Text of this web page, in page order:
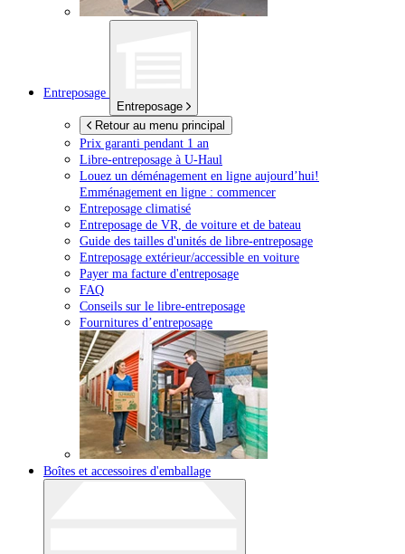
Entreposage
Entreposage
Retour au menu principal
Prix garanti pendant 1 an
Libre-entreposage à U-Haul
Louez un déménagement en ligne aujourd’hui!
Emménagement en ligne : commencer
Entreposage climatisé
Entreposage de VR, de voiture et de bateau
Guide des tailles d'unités de libre-entreposage
Entreposage extérieur/accessible en voiture
Payer ma facture d'entreposage
FAQ
Conseils sur le libre-entreposage
Fournitures d’entreposage
Boîtes et accessoires d'emballage